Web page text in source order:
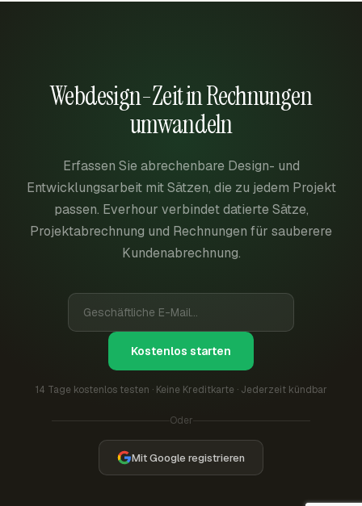
Webdesign-Zeit in Rechnungen
umwandeln
Erfassen Sie abrechenbare Design- und
Entwicklungsarbeit mit Sätzen, die zu jedem Projekt
passen. Everhour verbindet datierte Sätze,
Projektabrechnung und Rechnungen für sauberere
Kundenabrechnung.
Kostenlos starten
14 Tage kostenlos testen · Keine Kreditkarte · Jederzeit kündbar
Oder
Mit Google registrieren